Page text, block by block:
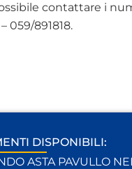
contattare i
059/891818.
DISPONIBILI:
ASTA PAVULLO